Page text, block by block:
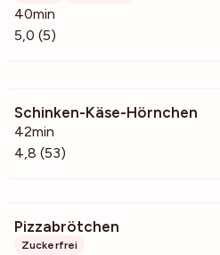
40min
5,0 (5)
Schinken-Käse-Hörnchen
42min
4,8 (53)
Pizzabrötchen
Zuckerfrei